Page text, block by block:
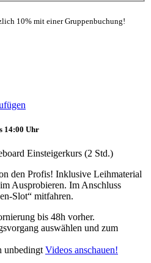
10% mit einer Gruppenbuchung!
14:00 Uhr
Einsteigerkurs (2 Std.)
den Profis! Inklusive Leihmaterial
Ausprobieren. Im Anschluss
Slot“ mitfahren.
bis 48h vorher.
auswählen und zum
unbedingt Videos anschauen!